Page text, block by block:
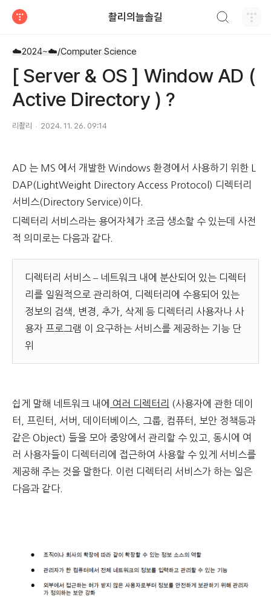
촬리의늘솔길
☁️2024~☁️/Computer Science
[ Server & OS ] Window AD (
Active Directory ) ?
리촬리 2024. 11. 26. 09:14
AD 는 MS 에서 개발한 Windows 환경에서 사용하기 위한 L
DAP(LightWeight Directory Access Protocol) 디렉터리
서비스(Directory Service)이다.
디렉터리 서비스라는 용어자체가 조금 생소할 수 있는데 사전
적 의미로는 다음과 같다.
디렉터리 서비스 – 네트워크 내에 분산되어 있는 디렉터
리를 일원적으로 관리하여, 디렉터리에 수용되어 있는
정보의 검색, 변경, 추가, 삭제 등 디렉터리 사용자나 사
용자 프로그램 이 요구하는 서비스를 제공하는 기능 단
위
쉽게 말해 네트워크 내에 여러 디렉터리 (사용자에 관한 데이
터, 프린터, 서버, 데이터베이스, 그룹, 컴퓨터, 보안 정책등과
같은 Object) 들을 모아 중앙에서 관리할 수 있고, 동시에 여
러 사용자들이 디렉터리에 접근하여 사용할 수 있게 서비스를
제공해 주는 것을 말한다. 이런 디렉터리 서비스가 하는 일은
다음과 같다.